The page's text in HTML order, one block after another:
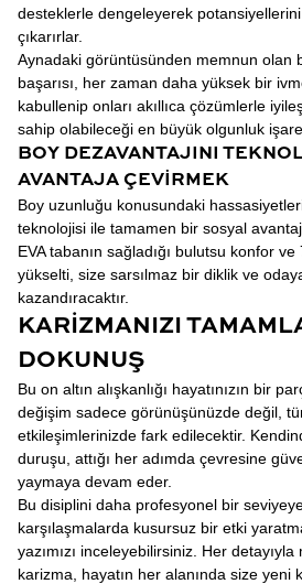
desteklerle dengeleyerek
çıkarırlar.
Aynadaki görüntüsünden memnun olan
başarısı, her zaman daha yüksek bir
kabullenip onları akıllıca çözümlerle
sahip olabileceği en büyük olgunluk
BOY DEZAVANTAJINI
AVANTAJA ÇEVIRMEK
Boy uzunluğu konusundaki
teknolojisi ile tamamen bir sosyal
EVA tabanın sağladığı bulutsu konfor
yükselti, size sarsılmaz bir diklik ve
kazandıracaktır.
KARIZMANIZI
DOKUNUŞ
Bu on altın alışkanlığı hayatınızın bir
değişim sadece görünüşünüzde değil,
etkileşimlerinizde fark edilecektir.
duruşu, attığı her adımda çevresine
yaymaya devam eder.
Bu disiplini daha profesyonel bir
karşılaşmalarda kusursuz bir etki
yazımızı inceleyebilirsiniz. Her
karizma, hayatın her alanında size yeni